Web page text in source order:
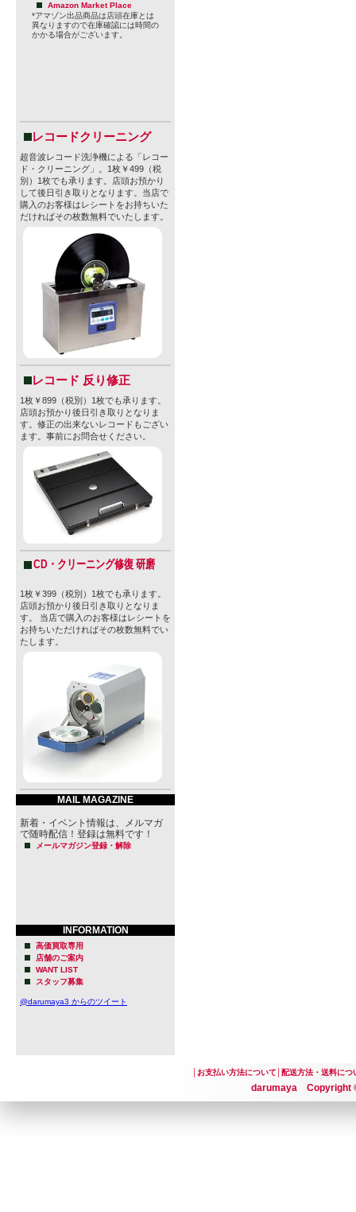
Amazon Market Place
*アマゾン出品商品は店頭在庫とは
異なりますので在庫確認には時間の
かかる場合がございます。
レコードクリーニング
超音波レコード洗浄機による「レコー
ド・クリーニング」。1枚￥499（税
別）1枚でも承ります。店頭お預かり
して後日引き取りとなります。当店で
購入のお客様はレシートをお持ちいた
だければその枚数無料でいたします。
レコード 反り修正
1枚￥899（税別）1枚でも承ります。
店頭お預かり後日引き取りとなりま
す。修正の出来ないレコードもござい
ます。事前にお問合せください。
CD・クリーニング修復 研磨
1枚￥399（税別）1枚でも承ります。
店頭お預かり後日引き取りとなりま
す。 当店で購入のお客様はレシートを
お持ちいただければその枚数無料でい
たします。
MAIL MAGAZINE
新着・イベント情報は、メルマガ
で随時配信！登録は無料です！
メールマガジン登録・解除
INFORMATION
高価買取専用
店舗のご案内
WANT LIST
スタッフ募集
@darumaya3 からのツイート
お支払い方法について│ 配送方法・送料につ
darumaya Copyright